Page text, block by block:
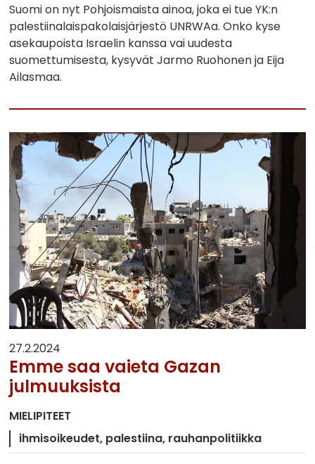
Suomi on nyt Pohjoismaista ainoa, joka ei tue YK:n
palestiinalaispakolaisjärjestö UNRWAa. Onko kyse
asekaupoista Israelin kanssa vai uudesta
suomettumisesta, kysyvät Jarmo Ruohonen ja Eija
Ailasmaa.
27.2.2024
Emme saa vaieta Gazan
julmuuksista
MIELIPITEET
ihmisoikeudet palestiina rauhanpolitiikka